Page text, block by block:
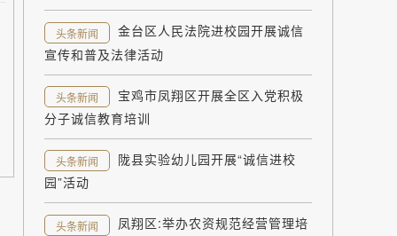
头条新闻
金台区人民法院进校园开展诚信
宣传和普及法律活动
头条新闻
宝鸡市凤翔区开展全区入党积极
分子诚信教育培训
头条新闻
陇县实验幼儿园开展“诚信进校
园”活动
头条新闻
凤翔区:举办农资规范经营管理培